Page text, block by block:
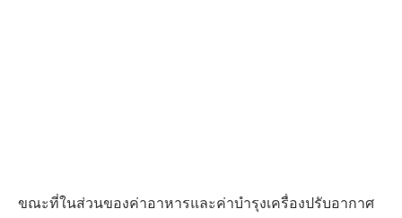
ขณะที่ในส่วนของค่าอาหารและค่าบำรุงเครื่องปรับอากาศ